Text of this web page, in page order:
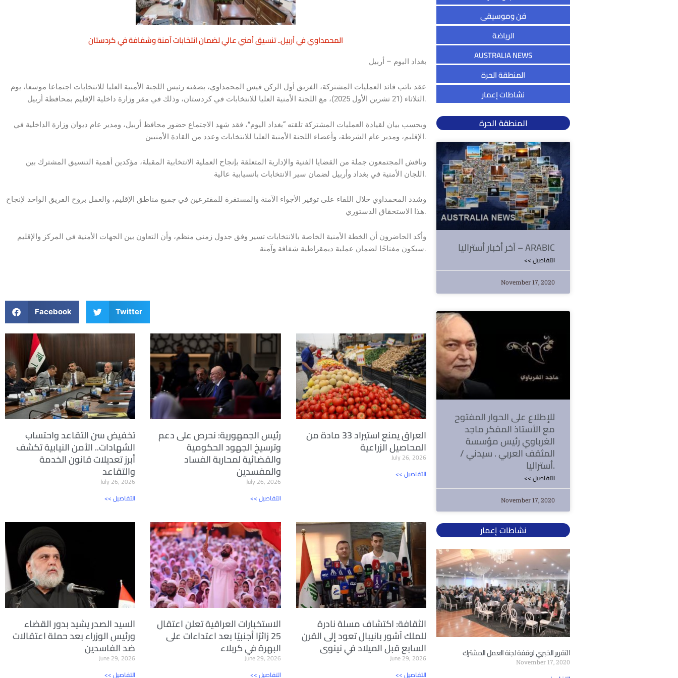
المحمداوي في أربيل.. تنسيق أمني عالي لضمان انتخابات آمنة وشفافة في كردستان
بغداد اليوم – أربيل
عقد نائب قائد العمليات المشتركة، الفريق أول الركن قيس المحمداوي، بصفته رئيس اللجنة الأمنية العليا للانتخابات اجتماعا موسعا، يوم
الثلاثاء (21 تشرين الأول 2025)، مع اللجنة الأمنية العليا للانتخابات في كردستان، وذلك في مقر وزارة داخلية الإقليم بمحافظة أربيل.
وبحسب بيان لقيادة العمليات المشتركة تلقته “بغداد اليوم”، فقد شهد الاجتماع حضور محافظ أربيل، ومدير عام ديوان وزارة الداخلية في
الإقليم، ومدير عام الشرطة، وأعضاء اللجنة الأمنية العليا للانتخابات وعدد من القادة الأمنيين.
وناقش المجتمعون جملة من القضايا الفنية والإدارية المتعلقة بإنجاح العملية الانتخابية المقبلة، مؤكدين أهمية التنسيق المشترك بين
اللجان الأمنية في بغداد وأربيل لضمان سير الانتخابات بانسيابية عالية.
وشدد المحمداوي خلال اللقاء على توفير الأجواء الآمنة والمستقرة للمقترعين في جميع مناطق الإقليم، والعمل بروح الفريق الواحد لإنجاح
هذا الاستحقاق الدستوري.
وأكد الحاضرون أن الخطة الأمنية الخاصة بالانتخابات تسير وفق جدول زمني منظم، وأن التعاون بين الجهات الأمنية في المركز والإقليم
سيكون مفتاحًا لضمان عملية ديمقراطية شفافة وآمنة.
Facebook Twitter
تخفيض سن التقاعد واحتساب
الشهادات.. الأمن النيابية تكشف
أبرز تعديلات قانون الخدمة
والتقاعد
July 26, 2026
<< التفاصيل
رئيس الجمهورية: نحرص على دعم
وترسيخ الجهود الحكومية
والقضائية لمحاربة الفساد
والمفسدين
July 26, 2026
<< التفاصيل
العراق يمنع استيراد 33 مادة من
المحاصيل الزراعية
July 26, 2026
<< التفاصيل
السيد الصدر يشيد بدور القضاء
ورئيس الوزراء بعد حملة اعتقالات
ضد الفاسدين
June 29, 2026
<< التفاصيل
الاستخبارات العراقية تعلن اعتقال
25 زائرًا أجنبيًا بعد اعتداءات على
البهرة في كربلاء
June 29, 2026
<< التفاصيل
الثقافة: اكتشاف مسلة نادرة
للملك آشور بانيبال تعود إلى القرن
السابع قبل الميلاد في نينوى
June 29, 2026
<< التفاصيل
فن وموسيقى
الرياضة
AUSTRALIA NEWS
المنطقة الحرة
نشاطات إعمار
المنطقة الحرة
آخر أخبار أستراليا – ARABIC
<< التفاصيل
November 17, 2020
للإطلاع على الحوار المفتوح
مع الأستاذ المفكر ماجد
الغرباوي رئيس مؤسسة
المثقف العربي . سيدني /
أستراليا.
<< التفاصيل
November 17, 2020
نشاطات إعمار
التقرير الخبري لوقفة لجنة العمل المشترك
November 17, 2020